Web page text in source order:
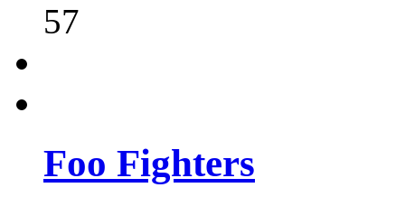
57
Foo Fighters